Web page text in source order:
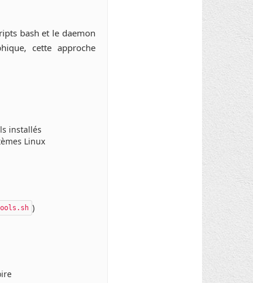
bash et le daemon
cette approche
installés
Linux
)